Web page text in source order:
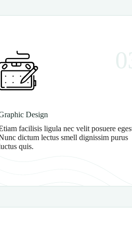
Design
facilisis ligula nec velit posuere
dictum lectus smell dignissim purus
quis.